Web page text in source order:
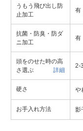
うもう飛び出し防
止加工
有
抗菌・防臭・防ダ
ニ加工
有
頭をのせた時の高
さ選ぶ
詳細
2-
硬さ や
お手入れ方法 影